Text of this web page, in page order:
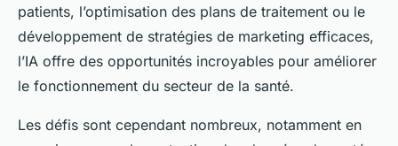
patients, l’optimisation des plans de traitement ou le
développement de stratégies de marketing efficaces,
l’IA offre des opportunités incroyables pour améliorer
le fonctionnement du secteur de la santé.
Les défis sont cependant nombreux, notamment en